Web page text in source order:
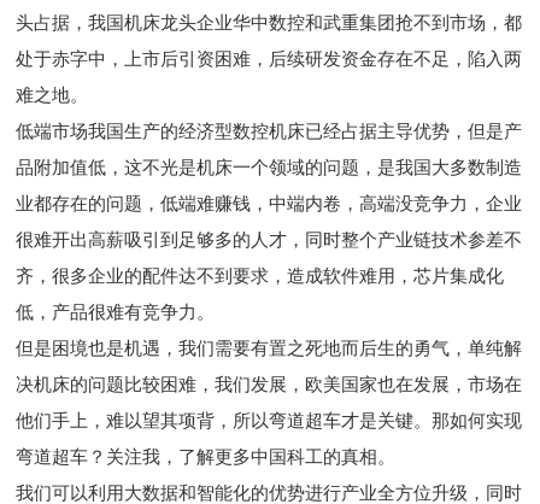
头占据，我国机床龙头企业华中数控和武重集团抢不到市场，都
处于赤字中，上市后引资困难，后续研发资金存在不足，陷入两
难之地。
低端市场我国生产的经济型数控机床已经占据主导优势，但是产
品附加值低，这不光是机床一个领域的问题，是我国大多数制造
业都存在的问题，低端难赚钱，中端内卷，高端没竞争力，企业
很难开出高薪吸引到足够多的人才，同时整个产业链技术参差不
齐，很多企业的配件达不到要求，造成软件难用，芯片集成化
低，产品很难有竞争力。
但是困境也是机遇，我们需要有置之死地而后生的勇气，单纯解
决机床的问题比较困难，我们发展，欧美国家也在发展，市场在
他们手上，难以望其项背，所以弯道超车才是关键。那如何实现
弯道超车？关注我，了解更多中国科工的真相。
我们可以利用大数据和智能化的优势进行产业全方位升级，同时